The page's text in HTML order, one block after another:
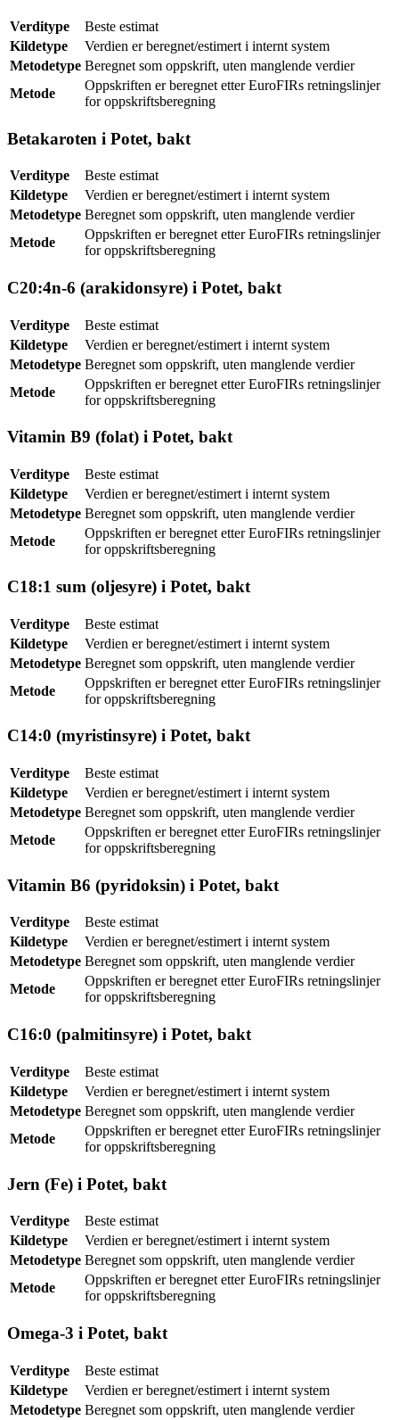
Verditype
Beste estimat
Kildetype
Verdien er beregnet/estimert i internt system
Metodetype Beregnet som oppskrift, uten manglende verdier
Metode
Oppskriften er beregnet etter EuroFIRs retningslinjer
for oppskriftsberegning
Betakaroten i Potet, bakt
Verditype
Beste estimat
Kildetype
Verdien er beregnet/estimert i internt system
Metodetype Beregnet som oppskrift, uten manglende verdier
Metode
Oppskriften er beregnet etter EuroFIRs retningslinjer
for oppskriftsberegning
C20:4n-6 (arakidonsyre) i Potet, bakt
Verditype
Beste estimat
Kildetype
Verdien er beregnet/estimert i internt system
Metodetype Beregnet som oppskrift, uten manglende verdier
Metode
Oppskriften er beregnet etter EuroFIRs retningslinjer
for oppskriftsberegning
Vitamin B9 (folat) i Potet, bakt
Verditype
Beste estimat
Kildetype
Verdien er beregnet/estimert i internt system
Metodetype Beregnet som oppskrift, uten manglende verdier
Metode
Oppskriften er beregnet etter EuroFIRs retningslinjer
for oppskriftsberegning
C18:1 sum (oljesyre) i Potet, bakt
Verditype
Beste estimat
Kildetype
Verdien er beregnet/estimert i internt system
Metodetype Beregnet som oppskrift, uten manglende verdier
Metode
Oppskriften er beregnet etter EuroFIRs retningslinjer
for oppskriftsberegning
C14:0 (myristinsyre) i Potet, bakt
Verditype
Beste estimat
Kildetype
Verdien er beregnet/estimert i internt system
Metodetype Beregnet som oppskrift, uten manglende verdier
Metode
Oppskriften er beregnet etter EuroFIRs retningslinjer
for oppskriftsberegning
Vitamin B6 (pyridoksin) i Potet, bakt
Verditype
Beste estimat
Kildetype
Verdien er beregnet/estimert i internt system
Metodetype Beregnet som oppskrift, uten manglende verdier
Metode
Oppskriften er beregnet etter EuroFIRs retningslinjer
for oppskriftsberegning
C16:0 (palmitinsyre) i Potet, bakt
Verditype
Beste estimat
Kildetype
Verdien er beregnet/estimert i internt system
Metodetype Beregnet som oppskrift, uten manglende verdier
Metode
Oppskriften er beregnet etter EuroFIRs retningslinjer
for oppskriftsberegning
Jern (Fe) i Potet, bakt
Verditype
Beste estimat
Kildetype
Verdien er beregnet/estimert i internt system
Metodetype Beregnet som oppskrift, uten manglende verdier
Metode
Oppskriften er beregnet etter EuroFIRs retningslinjer
for oppskriftsberegning
Omega-3 i Potet, bakt
Verditype
Beste estimat
Kildetype
Verdien er beregnet/estimert i internt system
Metodetype Beregnet som oppskrift, uten manglende verdier